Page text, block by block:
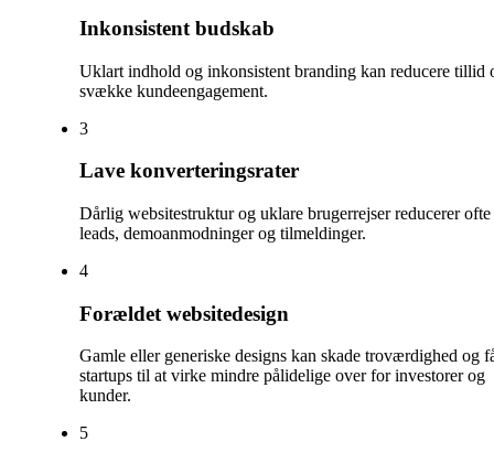
Inkonsistent budskab
Uklart indhold og inkonsistent branding kan reducere tillid
svække kundeengagement.
3
Lave konverteringsrater
Dårlig websitestruktur og uklare brugerrejser reducerer ofte
leads, demoanmodninger og tilmeldinger.
4
Forældet websitedesign
Gamle eller generiske designs kan skade troværdighed og
startups til at virke mindre pålidelige over for investorer og
kunder.
5